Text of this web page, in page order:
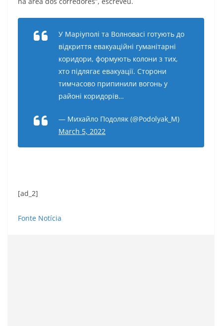
У Маріуполі та Волновасі готують до
відкриття евакуаційні гуманітарні
коридори, формують колони з тих,
хто підлягає евакуації. Сторони
тимчасово припинили вогонь у
районі коридорів…
— Михайло Подоляк (@Podolyak_M)
March 5, 2022
[ad_2]
Fonte Notícia